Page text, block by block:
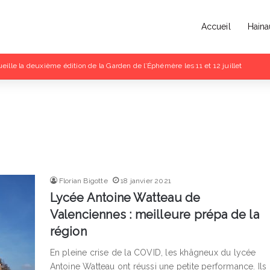
Accueil
la deuxième édition de la Garden de l’Éphémère les 11 et 12 juillet
Florian Bigotte 18 janvier 2021
Lycée Antoine Watteau de
Valenciennes : meilleure prépa de la
région
En pleine crise de la COVID, les khâgneux du lycée
Antoine Watteau ont réussi une petite performance. Ils